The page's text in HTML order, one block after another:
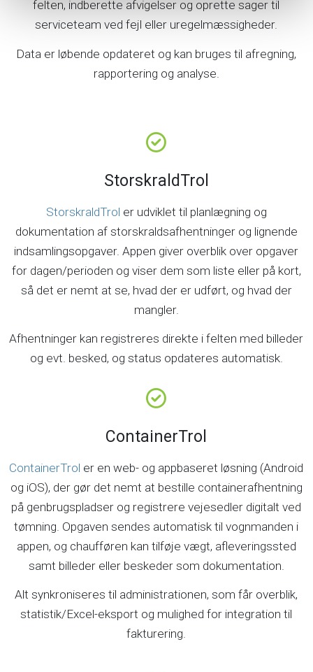
felten, indberette afvigelser og oprette sager til
serviceteam ved fejl eller uregelmæssigheder.
Data er løbende opdateret og kan bruges til afregning,
rapportering og analyse.
StorskraldTrol
StorskraldTrol er udviklet til planlægning og
dokumentation af storskraldsafhentninger og lignende
indsamlingsopgaver. Appen giver overblik over opgaver
for dagen/perioden og viser dem som liste eller på kort,
så det er nemt at se, hvad der er udført, og hvad der
mangler.
Afhentninger kan registreres direkte i felten med billeder
og evt. besked, og status opdateres automatisk.
ContainerTrol
ContainerTrol er en web- og appbaseret løsning (Android
og iOS), der gør det nemt at bestille containerafhentning
på genbrugspladser og registrere vejesedler digitalt ved
tømning. Opgaven sendes automatisk til vognmanden i
appen, og chaufføren kan tilføje vægt, afleveringssted
samt billeder eller beskeder som dokumentation.
Alt synkroniseres til administrationen, som får overblik,
statistik/Excel-eksport og mulighed for integration til
fakturering.